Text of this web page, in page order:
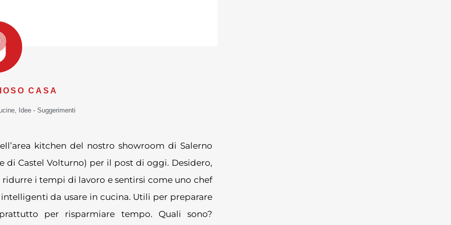
CASA
Idee - Suggerimenti
kitchen del nostro showroom di Salerno
di Castel Volturno) per il post di oggi. Desidero,
i tempi di lavoro e sentirsi come uno chef
da usare in cucina. Utili per preparare
per risparmiare tempo. Quali sono?